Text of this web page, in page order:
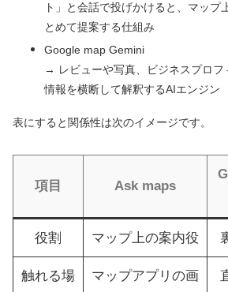
ト」と会話で投げかけると、マップ
とめて提案する仕組み
Google map Gemini
→ レビューや写真、ビジネスプロフ
情報を横断して解釈するAIエンジン
表にすると関係性は次のイメージです。
項目 Ask maps
役割 マップ上の案内役
触れる場
マップアプリの画